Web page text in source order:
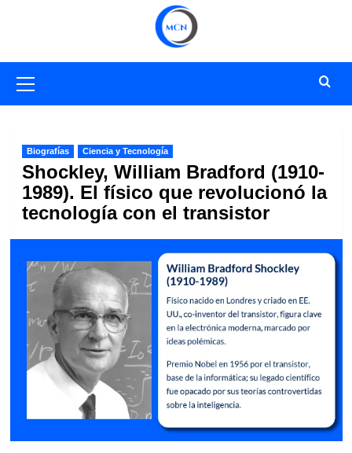
primario
Biografías Ciencia y Tecnología
Shockley, William Bradford (1910-
1989). El físico que revolucionó la
tecnología con el transistor